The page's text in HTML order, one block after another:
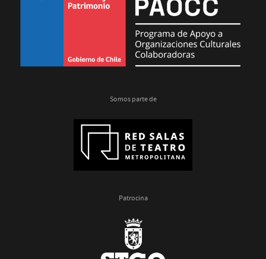
Somos parte de
Patrocina